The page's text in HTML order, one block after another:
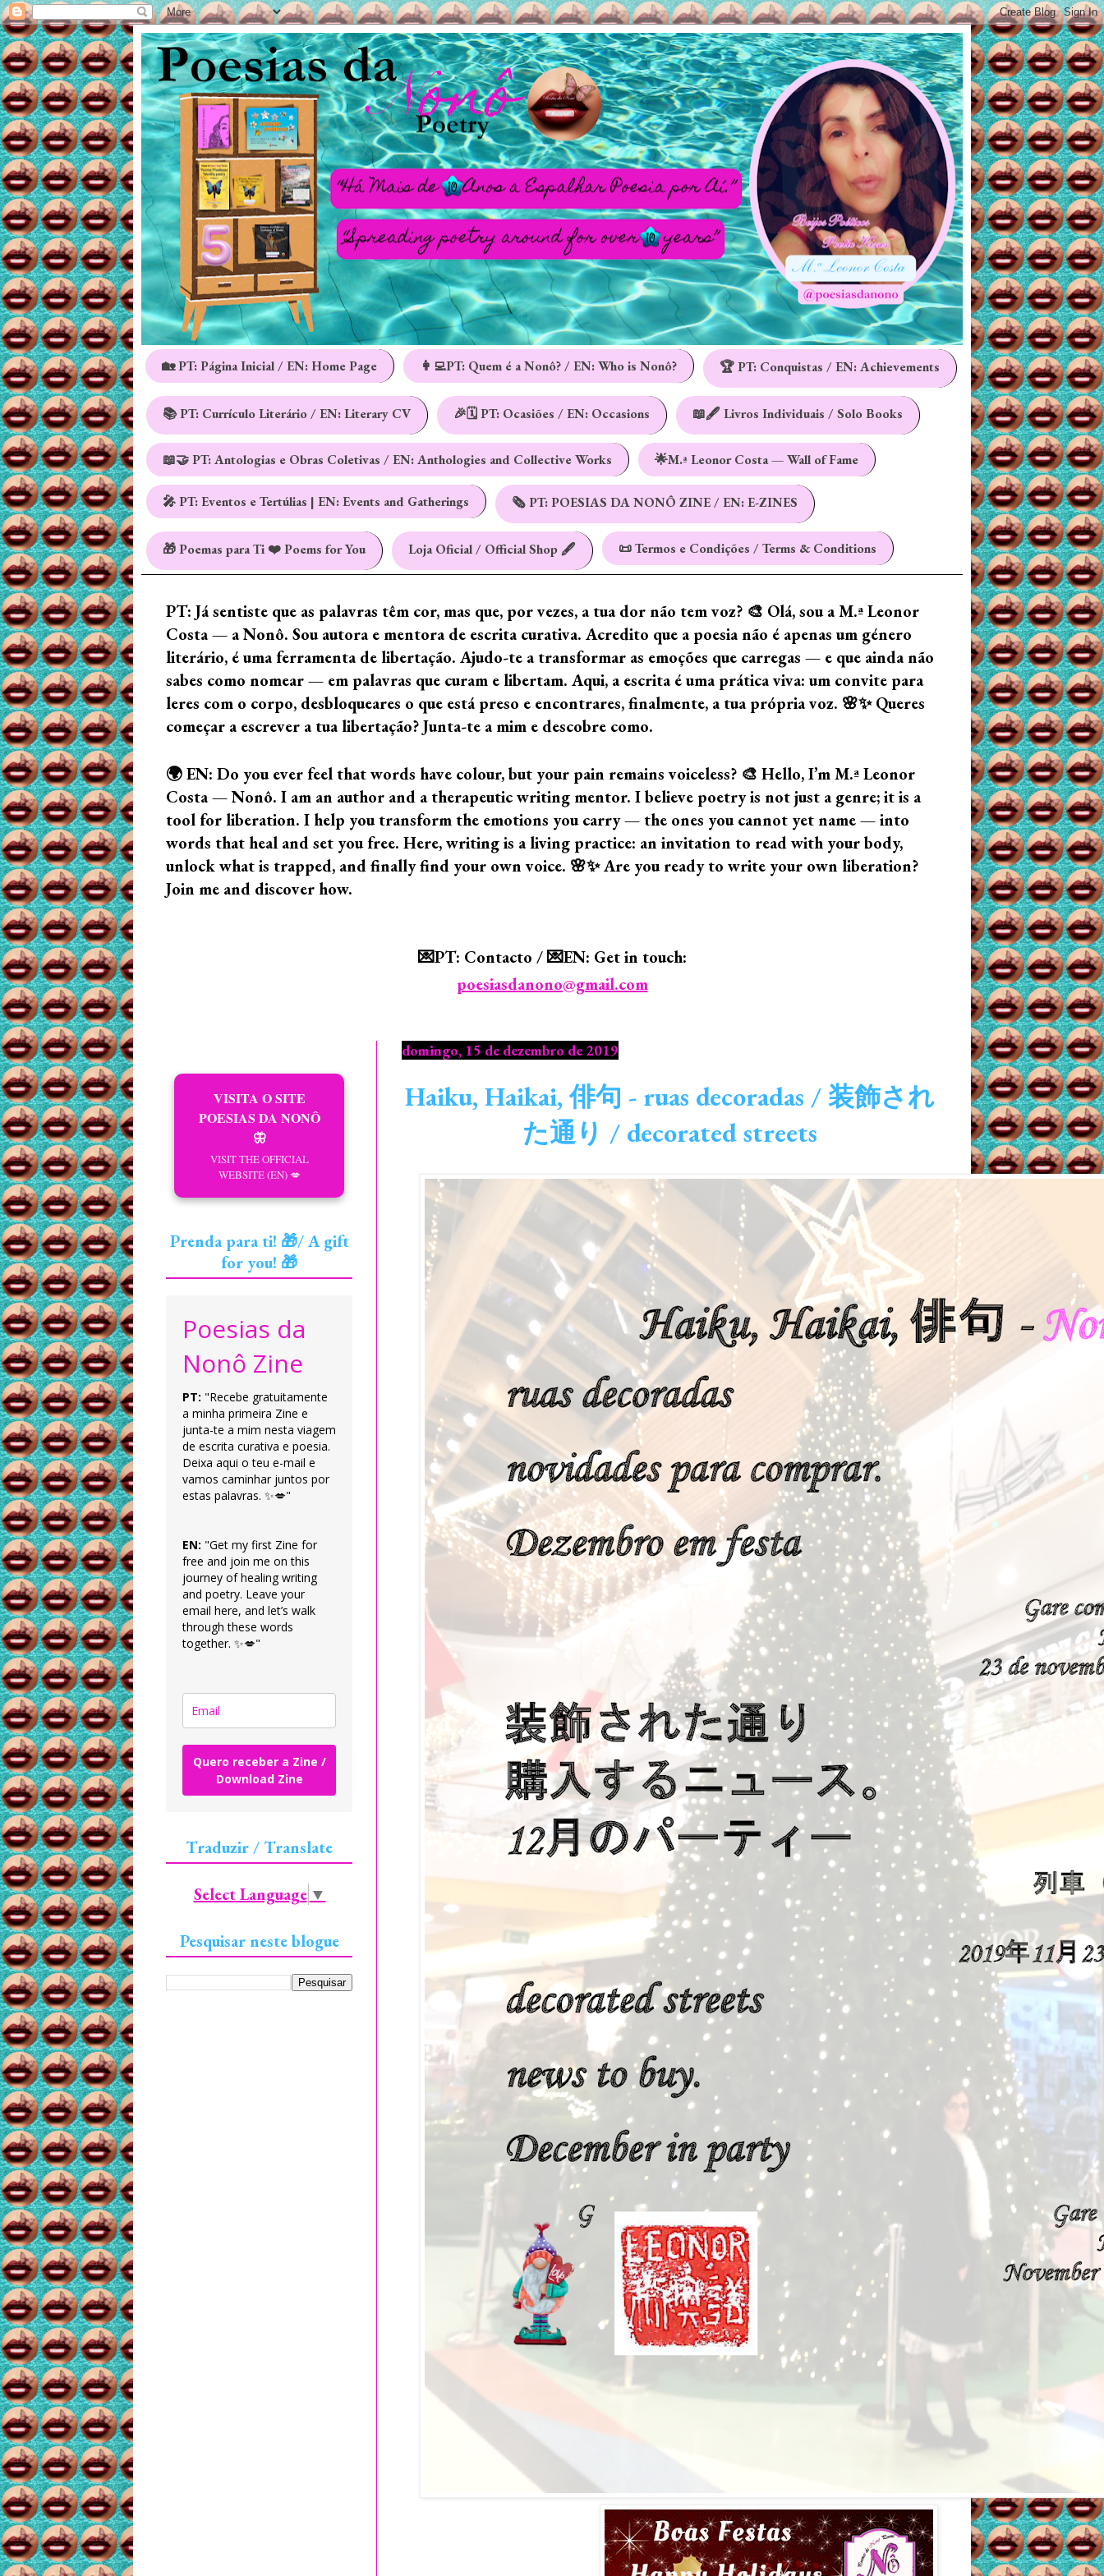
🏡 PT: Página Inicial / EN: Home Page 👩‍💻PT: Quem é a Nonô? / EN: Who is Nonô? 🏆 PT: Conquistas / EN: Achievements
📚 PT: Currículo Literário / EN: Literary CV 🎉🗓️ PT: Ocasiões / EN: Occasions 📖🖋️ Livros Individuais / Solo Books
📖🤝 PT: Antologias e Obras Coletivas / EN: Anthologies and Collective Works 🌟M.ª Leonor Costa — Wall of Fame
🎤 PT: Eventos e Tertúlias | EN: Events and Gatherings 🗞️ PT: POESIAS DA NONÔ ZINE / EN: E-ZINES
🎁 Poemas para Ti ❤️ Poems for You Loja Oficial / Official Shop 🖋️ 📜 Termos e Condições / Terms & Conditions
PT: Já sentiste que as palavras têm cor, mas que, por vezes, a tua dor não tem voz? 🎨 Olá, sou a M.ª Leonor
Costa — a Nonô. Sou autora e mentora de escrita curativa. Acredito que a poesia não é apenas um género
literário, é uma ferramenta de libertação. Ajudo-te a transformar as emoções que carregas — e que ainda não
sabes como nomear — em palavras que curam e libertam. Aqui, a escrita é uma prática viva: um convite para
leres com o corpo, desbloqueares o que está preso e encontrares, finalmente, a tua própria voz. 🌸✨ Queres
começar a escrever a tua libertação? Junta-te a mim e descobre como.
🌍 EN: Do you ever feel that words have colour, but your pain remains voiceless? 🎨 Hello, I’m M.ª Leonor
Costa — Nonô. I am an author and a therapeutic writing mentor. I believe poetry is not just a genre; it is a
tool for liberation. I help you transform the emotions you carry — the ones you cannot yet name — into
words that heal and set you free. Here, writing is a living practice: an invitation to read with your body,
unlock what is trapped, and finally find your own voice. 🌸✨ Are you ready to write your own liberation?
Join me and discover how.
💌PT: Contacto / 💌EN: Get in touch:
poesiasdanono@gmail.com
domingo, 15 de dezembro de 2019
Haiku, Haikai, 俳句 - ruas decoradas / 装飾され
た通り / decorated streets
VISITA O SITE
POESIAS DA NONÔ
🦋
VISIT THE OFFICIAL
WEBSITE (EN) 💋
Prenda para ti! 🎁/ A gift
for you! 🎁
Poesias da
Nonô Zine
PT: "Recebe gratuitamente
a minha primeira Zine e
junta-te a mim nesta viagem
de escrita curativa e poesia.
Deixa aqui o teu e-mail e
vamos caminhar juntos por
estas palavras. ✨💋"
EN: "Get my first Zine for
free and join me on this
journey of healing writing
and poetry. Leave your
email here, and let’s walk
through these words
together. ✨💋"
Quero receber a Zine /
Download Zine
Traduzir / Translate
Select Language ▼
Pesquisar neste blogue